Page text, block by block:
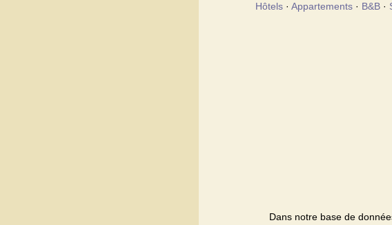
Hôtels · Appartements · B&B ·
Dans notre base de